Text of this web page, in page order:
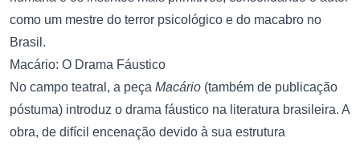
como um mestre do terror psicológico e do macabro no
Brasil.
Macário: O Drama Fáustico
No campo teatral, a peça Macário (também de publicação
póstuma) introduz o drama fáustico na literatura brasileira. A
obra, de difícil encenação devido à sua estrutura